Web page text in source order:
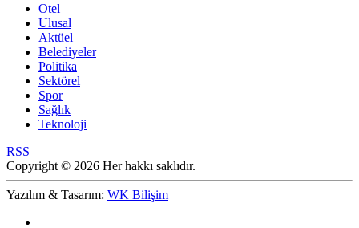
Otel
Ulusal
Aktüel
Belediyeler
Politika
Sektörel
Spor
Sağlık
Teknoloji
RSS
Copyright © 2026 Her hakkı saklıdır.
Yazılım & Tasarım: WK Bilişim